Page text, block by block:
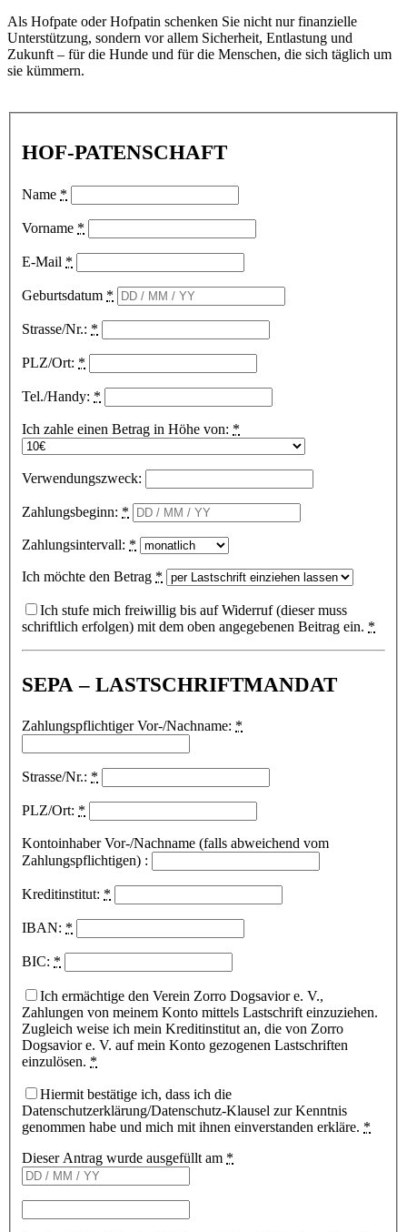
Als Hofpate oder Hofpatin schenken Sie nicht nur finanzielle
Unterstützung, sondern vor allem Sicherheit, Entlastung und
Zukunft – für die Hunde und für die Menschen, die sich täglich um
sie kümmern.
HOF-PATENSCHAFT
Name *
Vorname *
E-Mail *
Geburtsdatum *
Strasse/Nr.: *
PLZ/Ort: *
Tel./Handy: *
Ich zahle einen Betrag in Höhe von: *
Verwendungszweck:
Zahlungsbeginn: *
Zahlungsintervall: *
Ich möchte den Betrag *
Ich stufe mich freiwillig bis auf Widerruf (dieser muss
schriftlich erfolgen) mit dem oben angegebenen Beitrag ein. *
SEPA – LASTSCHRIFTMANDAT
Zahlungspflichtiger Vor-/Nachname: *
Strasse/Nr.: *
PLZ/Ort: *
Kontoinhaber Vor-/Nachname (falls abweichend vom
Zahlungspflichtigen) :
Kreditinstitut: *
IBAN: *
BIC: *
Ich ermächtige den Verein Zorro Dogsavior e. V.,
Zahlungen von meinem Konto mittels Lastschrift einzuziehen.
Zugleich weise ich mein Kreditinstitut an, die von Zorro
Dogsavior e. V. auf mein Konto gezogenen Lastschriften
einzulösen. *
Hiermit bestätige ich, dass ich die
Datenschutzerklärung/Datenschutz-Klausel zur Kenntnis
genommen habe und mich mit ihnen einverstanden erkläre. *
Dieser Antrag wurde ausgefüllt am *